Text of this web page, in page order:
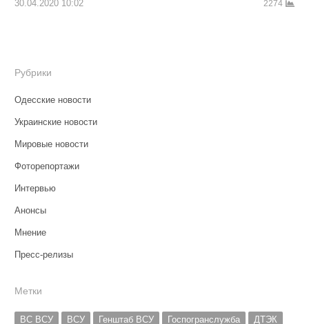
30.04.2020 10:02 2274
Рубрики
Одесские новости
Украинские новости
Мировые новости
Фоторепортажи
Интервью
Анонсы
Мнение
Пресс-релизы
Метки
ВС ВСУ ВСУ Генштаб ВСУ Госпогранслужба
ДТЭК